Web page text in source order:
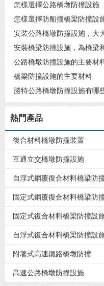
怎樣選擇公路橋墩防撞設施
怎樣選擇防船撞橋梁防撞設
安裝公路橋墩防撞設施，大
安裝橋梁防撞設施，為橋梁
公路橋墩防撞設施的主要材
橋梁防撞設施的主要材料
勝特公路橋墩防撞設施有哪
熱門產品
復合材料橋墩防撞裝置
互通立交橋墩防撞設施
自浮式鋼覆復合材料橋梁防
固定式鋼覆復合材料橋梁防
固定式復合材料橋梁防撞設
自浮式復合材料橋梁防撞設
附著式高速鐵路橋墩防撞
高速公路橋墩防撞設施